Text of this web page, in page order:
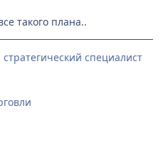
такого плана..
специалист